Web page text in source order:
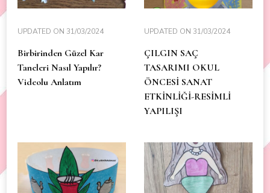
UPDATED ON 31/03/2024
Birbirinden Güzel Kar
Taneleri Nasıl Yapılır?
Videolu Anlatım
UPDATED ON 31/03/2024
ÇILGIN SAÇ
TASARIMI OKUL
ÖNCESİ SANAT
ETKİNLİĞİ-RESİMLİ
YAPILIŞI